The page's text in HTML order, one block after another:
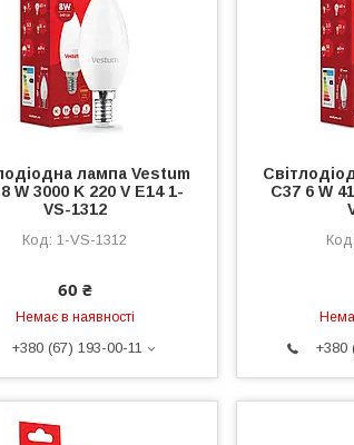
лампа Vestum
W 3000 K 220 V E14 1-
VS-1312
1-VS-1312
60 ₴
Немає в наявності
+380 (67) 193-00-11
C37 6 W
+380